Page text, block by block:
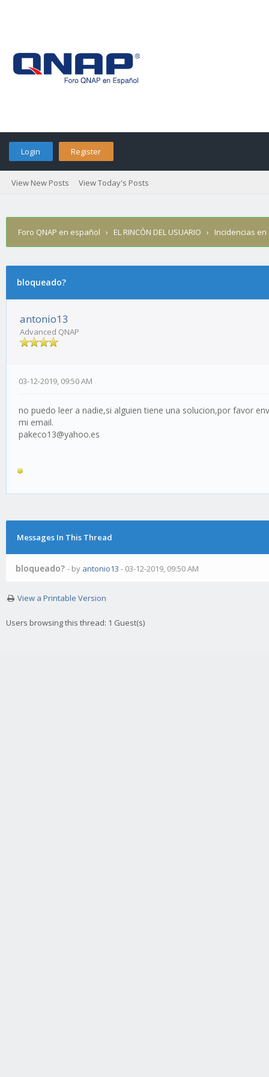
Login Register
View New Posts View Today's Posts
Foro QNAP en español › EL RINCÓN DEL USUARIO › Incidencias
bloqueado?
antonio13
Advanced QNAP
03-12-2019, 09:50 AM
no puedo leer a nadie,si alguien tiene una solucion,por favor
mi email.
pakeco13@yahoo.es
Messages In This Thread
bloqueado? - by antonio13 - 03-12-2019, 09:50 AM
View a Printable Version
Users browsing this thread: 1 Guest(s)